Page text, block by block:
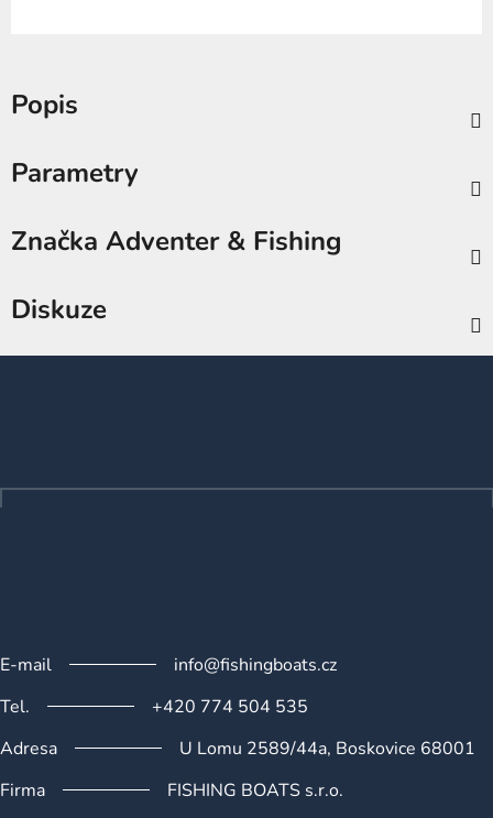
Popis
Parametry
Značka Adventer & Fishing
Diskuze
t
í
E-mail
info@fishingboats.cz
Tel.
+420 774 504 535
Adresa
U Lomu 2589/44a, Boskovice 68001
Firma
FISHING BOATS s.r.o.